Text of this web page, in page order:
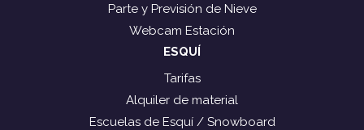
Parte y Previsión de Nieve
Webcam Estación
ESQUÍ
Tarifas
Alquiler de material
Escuelas de Esquí / Snowboard